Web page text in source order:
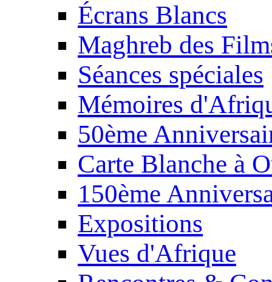
Écrans Blancs
Maghreb des
Séances spéciales
Mémoires
50ème
Carte Blanche à
150ème
Expositions
Vues d'Afrique